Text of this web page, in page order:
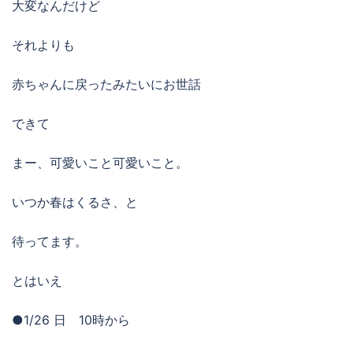
大変なんだけど
それよりも
赤ちゃんに戻ったみたいにお世話
できて
まー、可愛いこと可愛いこと。
いつか春はくるさ、と
待ってます。
とはいえ
●1/26 日 10時から